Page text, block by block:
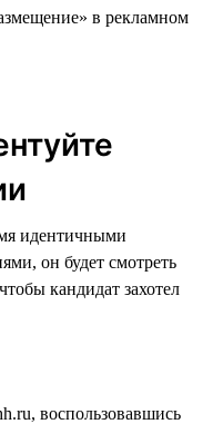
в рекламном
идентичными
он будет смотреть
кандидат захотел
воспользовавшись